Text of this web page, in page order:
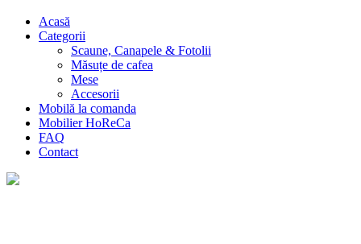
Acasă
Categorii
Scaune, Canapele & Fotolii
Măsuțe de cafea
Mese
Accesorii
Mobilă la comanda
Mobilier HoReCa
FAQ
Contact